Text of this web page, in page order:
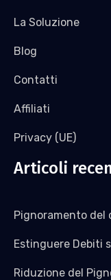
La Soluzione
Blog
Contatti
Affiliati
Privacy (UE)
Articoli
Pignoramento
Estinguere Debiti
Riduzione del